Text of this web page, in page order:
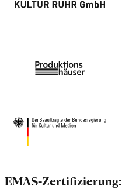
EMAS-Zertifizierung: